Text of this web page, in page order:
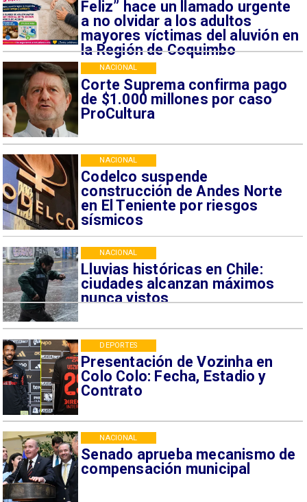
Feliz” hace un llamado urgente
a no olvidar a los adultos
mayores víctimas del aluvión en
la Región de Coquimbo
Corte Suprema confirma pago
de $1.000 millones por caso
ProCultura
NACIONAL
Codelco suspende
construcción de Andes Norte
en El Teniente por riesgos
sísmicos
NACIONAL
Lluvias históricas en Chile:
ciudades alcanzan máximos
nunca vistos
NACIONAL
Presentación de Vozinha en
Colo Colo: Fecha, Estadio y
Contrato
DEPORTES
Senado aprueba mecanismo de
compensación municipal
NACIONAL